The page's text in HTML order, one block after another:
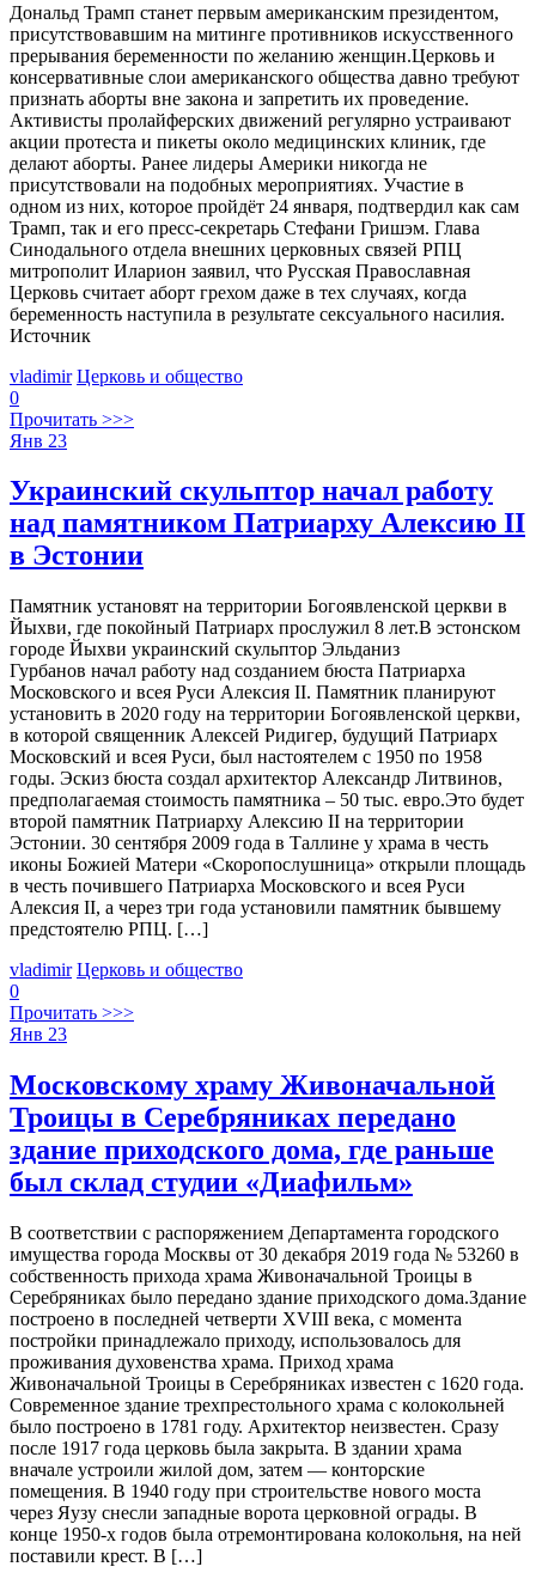
Дональд Трамп станет первым американским президентом,
присутствовавшим на митинге противников искусственного
прерывания беременности по желанию женщин.Церковь и
консервативные слои американского общества давно требуют
признать аборты вне закона и запретить их проведение.
Активисты пролайферских движений регулярно устраивают
акции протеста и пикеты около медицинских клиник, где
делают аборты. Ранее лидеры Америки никогда не
присутствовали на подобных мероприятиях. Участие в
одном из них, которое пройдёт 24 января, подтвердил как сам
Трамп, так и его пресс-секретарь Стефани Гришэм. Глава
Синодального отдела внешних церковных связей РПЦ
митрополит Иларион заявил, что Русская Православная
Церковь считает аборт грехом даже в тех случаях, когда
беременность наступила в результате сексуального насилия.
Источник
vladimir Церковь и общество
0
Прочитать >>>
Янв 23
Украинский скульптор начал работу
над памятником Патриарху Алексию ІІ
в Эстонии
Памятник установят на территории Богоявленской церкви в
Йыхви, где покойный Патриарх прослужил 8 лет.В эстонском
городе Йыхви украинский скульптор Эльданиз
Гурбанов начал работу над созданием бюста Патриарха
Московского и всея Руси Алексия ІІ. Памятник планируют
установить в 2020 году на территории Богоявленской церкви,
в которой священник Алексей Ридигер, будущий Патриарх
Московский и всея Руси, был настоятелем с 1950 по 1958
годы. Эскиз бюста создал архитектор Александр Литвинов,
предполагаемая стоимость памятника – 50 тыс. евро.Это будет
второй памятник Патриарху Алексию ІІ на территории
Эстонии. 30 сентября 2009 года в Таллине у храма в честь
иконы Божией Матери «Скоропослушница» открыли площадь
в честь почившего Патриарха Московского и всея Руси
Алексия ІІ, а через три года установили памятник бывшему
предстоятелю РПЦ. […]
vladimir Церковь и общество
0
Прочитать >>>
Янв 23
Московскому храму Живоначальной
Троицы в Серебряниках передано
здание приходского дома, где раньше
был склад студии «Диафильм»
В соответствии с распоряжением Департамента городского
имущества города Москвы от 30 декабря 2019 года № 53260 в
собственность прихода храма Живоначальной Троицы в
Серебряниках было передано здание приходского дома.Здание
построено в последней четверти XVIII века, с момента
постройки принадлежало приходу, использовалось для
проживания духовенства храма. Приход храма
Живоначальной Троицы в Серебряниках известен с 1620 года.
Современное здание трехпрестольного храма с колокольней
было построено в 1781 году. Архитектор неизвестен. Сразу
после 1917 года церковь была закрыта. В здании храма
вначале устроили жилой дом, затем — конторские
помещения. В 1940 году при строительстве нового моста
через Яузу снесли западные ворота церковной ограды. В
конце 1950-х годов была отремонтирована колокольня, на ней
поставили крест. В […]